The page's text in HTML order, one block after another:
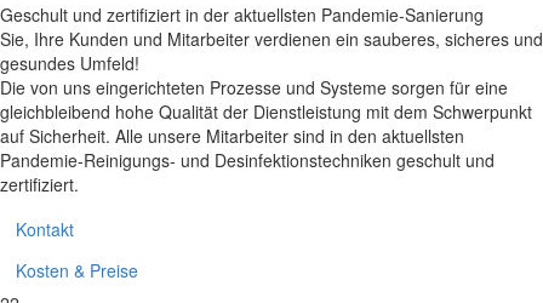
Geschult und zertifiziert in der aktuellsten Pandemie-Sanierung
Sie, Ihre Kunden und Mitarbeiter verdienen ein sauberes, sicheres und
gesundes Umfeld!
Die von uns eingerichteten Prozesse und Systeme sorgen für eine
gleichbleibend hohe Qualität der Dienstleistung mit dem Schwerpunkt
auf Sicherheit. Alle unsere Mitarbeiter sind in den aktuellsten
Pandemie-Reinigungs- und Desinfektionstechniken geschult und
zertifiziert.
Kontakt
Kosten & Preise